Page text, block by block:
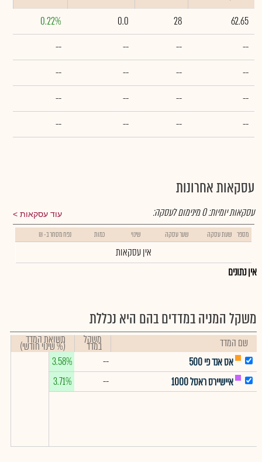
62.65
28
0.0
0.22%
--
--
--
--
--
--
--
--
--
--
--
--
--
--
--
--
עסקאות אחרונות
עוד עסקאות עסקאות יומיות:0מינימום לעסקה:
מספר שעת עסקה שער עסקה שינוי כמות נפח מסחר ב- ₪
אין עסקאות
אין נתונים
משקל המניה במדדים בהם היא נכללת
שם המדד משקל
במדד תשואת המדד
(% שינוי חודשי)
אס אנד פי 500
--
3.58%
איישיירס ראסל 1000
--
3.71%